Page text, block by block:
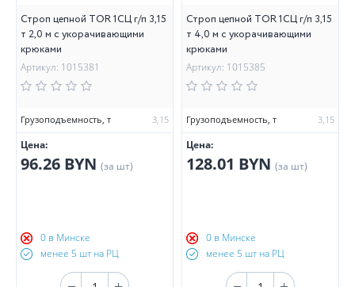
Строп цепной TOR 1СЦ г/п 3,15
т 2,0 м с укорачивающими
крюками
Артикул: 1015381
Грузоподъемность, т 3,15
Цена:
96.26 BYN (за шт)
0 в Минске
менее 5 шт на РЦ
Строп цепной TOR 1СЦ г/п 3,15
т 4,0 м с укорачивающими
крюками
Артикул: 1015385
Грузоподъемность, т 3,15
Цена:
128.01 BYN (за шт)
0 в Минске
менее 5 шт на РЦ